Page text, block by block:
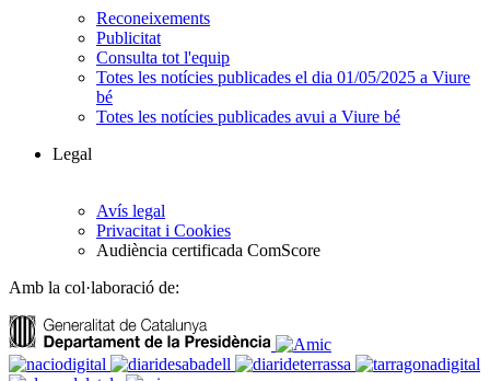
Reconeixements
Publicitat
Consulta tot l'equip
Totes les notícies publicades el dia 01/05/2025 a Viure
bé
Totes les notícies publicades avui a Viure bé
Legal
Avís legal
Privacitat i Cookies
Audiència certificada ComScore
Amb la col·laboració de: